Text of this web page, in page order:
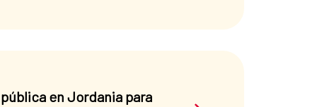
pública en Jordania para